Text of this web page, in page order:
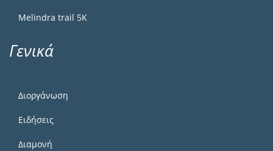
Melindra trail 5Κ
Γενικά
Διοργάνωση
Ειδήσεις
Διαμονή